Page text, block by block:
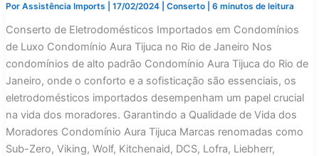
Por Assistência Imports 17/02/2024 Conserto| 6 minutos de leitura
Conserto de Eletrodomésticos Importados em Condomínios
de Luxo Condomínio Aura Tijuca no Rio de Janeiro Nos
condomínios de alto padrão Condomínio Aura Tijuca do Rio de
Janeiro, onde o conforto e a sofisticação são essenciais, os
eletrodomésticos importados desempenham um papel crucial
na vida dos moradores. Garantindo a Qualidade de Vida dos
Moradores Condomínio Aura Tijuca Marcas renomadas como
Sub-Zero, Viking, Wolf, Kitchenaid, DCS, Lofra, Liebherr,